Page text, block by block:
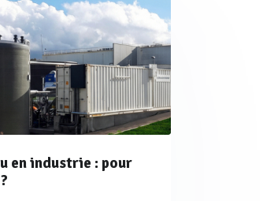
de
sont donc
en industrie : pour